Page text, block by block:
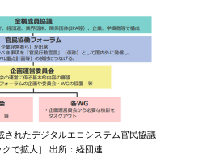
されたデジタルエコシステム官民協議
で拡大］ 出所：経団連